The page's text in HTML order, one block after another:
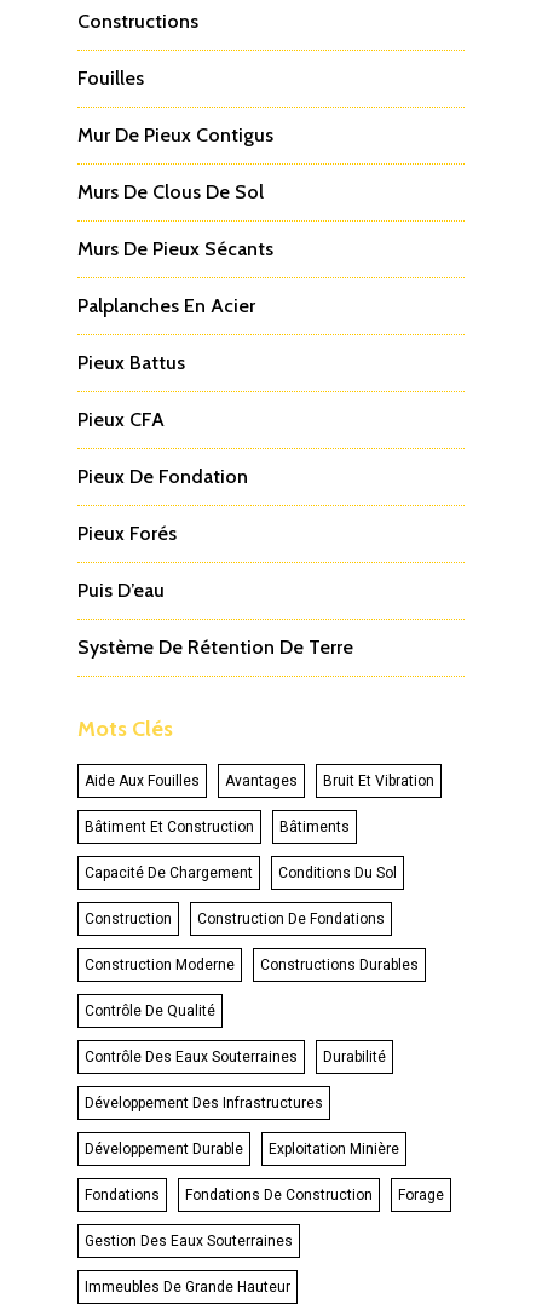
Constructions
Fouilles
Mur De Pieux Contigus
Murs De Clous De Sol
Murs De Pieux Sécants
Palplanches En Acier
Pieux Battus
Pieux CFA
Pieux De Fondation
Pieux Forés
Puis D’eau
Système De Rétention De Terre
Mots Clés
Aide Aux Fouilles Avantages Bruit Et Vibration
Bâtiment Et Construction Bâtiments
Capacité De Chargement Conditions Du Sol
Construction Construction De Fondations
Construction Moderne Constructions Durables
Contrôle De Qualité
Contrôle Des Eaux Souterraines Durabilité
Développement Des Infrastructures
Développement Durable Exploitation Minière
Fondations Fondations De Construction Forage
Gestion Des Eaux Souterraines
Immeubles De Grande Hauteur